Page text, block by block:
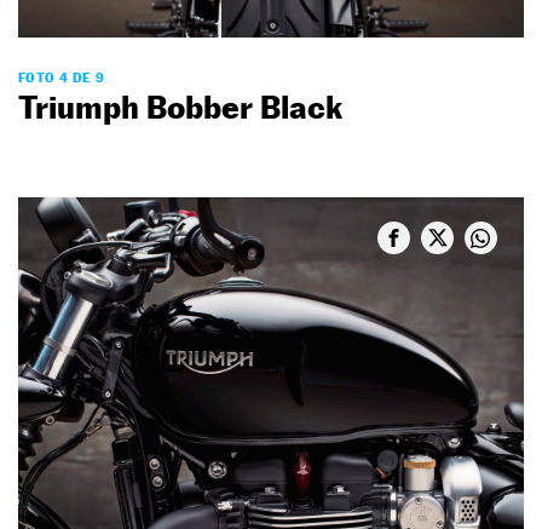
FOTO 4 DE 9
Triumph Bobber Black